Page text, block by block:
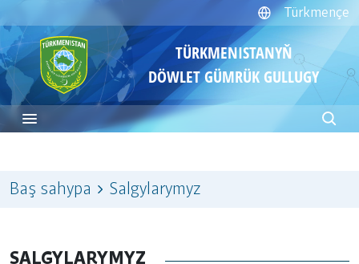
Türkmençe
TÜRKMENISTANYŇ
DÖWLET GÜMRÜK GULLUGY
Baş sahypa Salgylarymyz
SALGYLARYMYZ